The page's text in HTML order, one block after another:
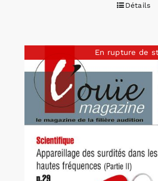
Détails
En rupture de